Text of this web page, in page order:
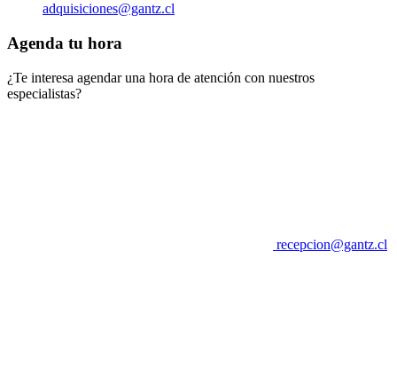
adquisiciones@gantz.cl
Agenda tu hora
¿Te interesa agendar una hora de atención con nuestros
especialistas?
recepcion@gantz.cl